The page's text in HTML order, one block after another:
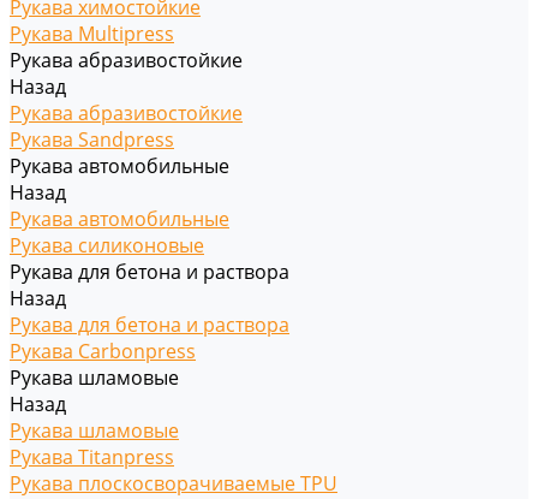
Рукава химостойкие
Рукава Multipress
Рукава абразивостойкие
Назад
Рукава абразивостойкие
Рукава Sandpress
Рукава автомобильные
Назад
Рукава автомобильные
Рукава силиконовые
Рукава для бетона и раствора
Назад
Рукава для бетона и раствора
Рукава Carbonpress
Рукава шламовые
Назад
Рукава шламовые
Рукава Titanpress
Рукава плоскосворачиваемые TPU